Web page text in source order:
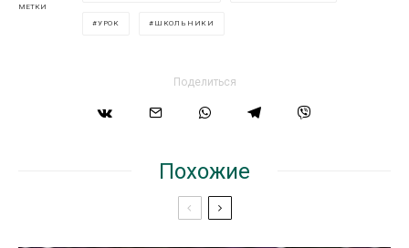
МЕТКИ
УРОК ШКОЛЬНИКИ
Поделиться
Похожие